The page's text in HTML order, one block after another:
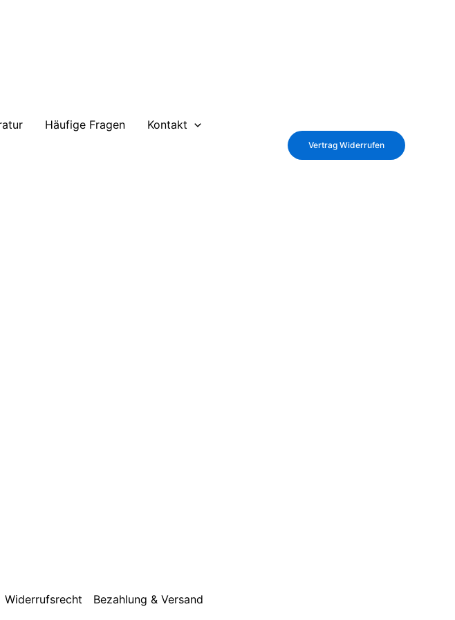
Häufige Fragen Kontakt
Vertrag Widerrufen
Widerrufsrecht Bezahlung & Versand